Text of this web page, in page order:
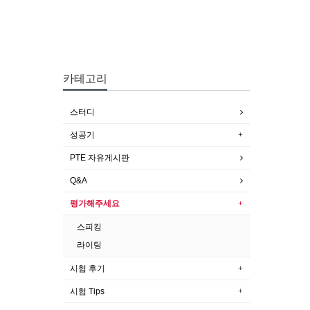
카테고리
스터디
성공기
PTE 자유게시판
Q&A
평가해주세요
스피킹
라이팅
시험 후기
시험 Tips